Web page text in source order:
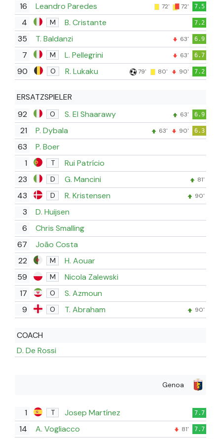
16 Leandro Paredes 72' 72' 7.5
4 M B. Cristante 7.2
35 T. Baldanzi 63' 6.9
7 M L. Pellegrini 63' 6.7
90 O R. Lukaku 79' 80' 90' 7.2
ERSATZSPIELER
92
O S. El Shaarawy 63' 6.9
21 P. Dybala 63' 90' 6.3
63
P. Boer
1
T
Rui Patrício
23
D G. Mancini 81'
43 D R. Kristensen 90'
3
D. Huijsen
6
Chris Smalling
67
João Costa
22
M
H. Aouar
59
M
Nicola Zalewski
17
O
S. Azmoun
9
O T. Abraham 90'
COACH
D. De Rossi
Genoa
1 T Josep Martínez 7.7
14 A. Vogliacco 81' 7.7